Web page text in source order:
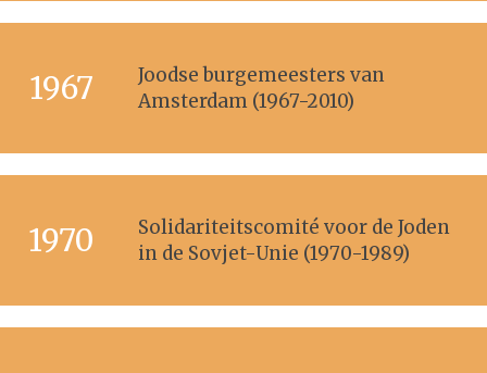
1967
Joodse burgemeesters van
Amsterdam (1967-2010)
1970
Solidariteitscomité voor de Joden
in de Sovjet-Unie (1970-1989)